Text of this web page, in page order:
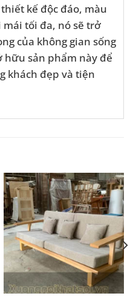
kế độc đáo, màu
tối đa, nó sẽ trở
của không gian sống
hữu sản phẩm này để
khách đẹp và tiện